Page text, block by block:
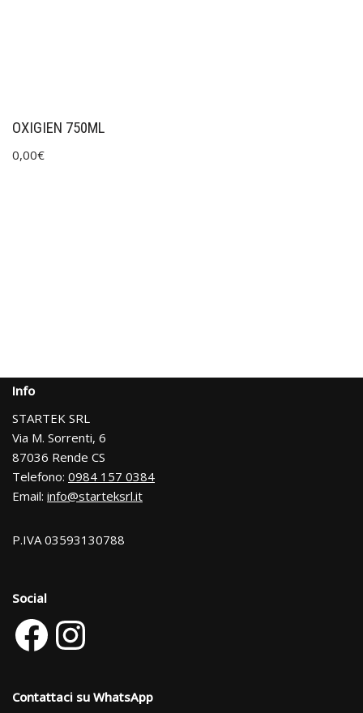
OXIGIEN 750ML
0,00€
Info
STARTEK SRL
Via M. Sorrenti, 6
87036 Rende CS
Telefono: 0984 157 0384
Email: info@starteksrl.it
P.IVA 03593130788
Social
Contattaci su WhatsApp